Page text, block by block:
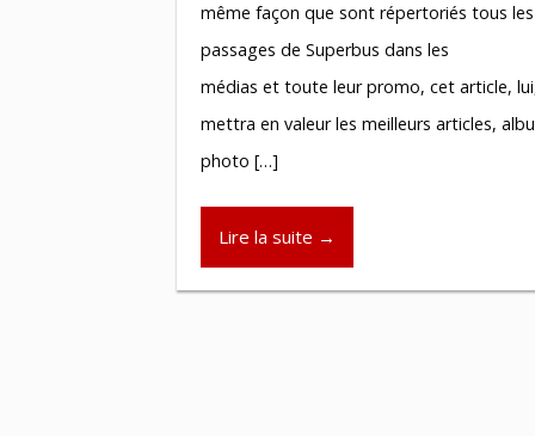
même façon que sont répertoriés tous les
passages de Superbus dans les
médias et toute leur promo, cet article,
mettra en valeur les meilleurs articles,
photo […]
Lire la suite →